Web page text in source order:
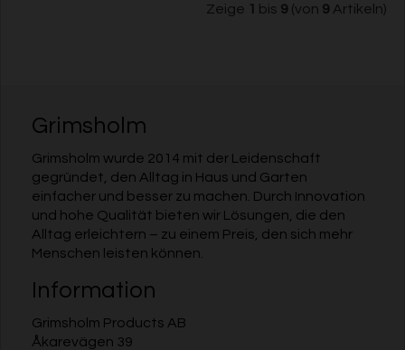
Zeige 1 bis 9 (von 9 Artikeln)
Grimsholm
Grimsholm wurde 2014 mit der Leidenschaft
gegründet, den Alltag in Haus und Garten
einfacher und besser zu machen. Durch Innovation
und hohe Qualität bieten wir Lösungen, die den
Alltag erleichtern – zu einem Preis, den sich mehr
Menschen leisten können.
Information
Grimsholm Products AB
Åkarevägen 39